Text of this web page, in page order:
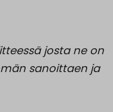
josta ne on
sanoittaen ja